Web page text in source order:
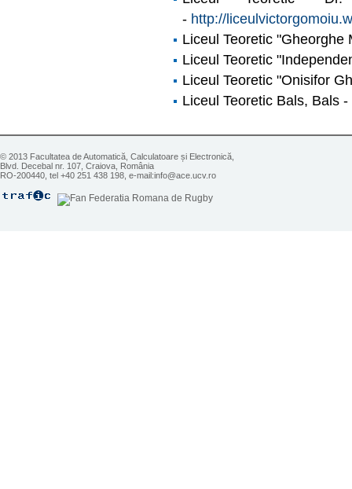
- http://
Liceul Teoretic "Gheorghe
Liceul Teoretic
Liceul Teoretic "Onisifor
Liceul Teoretic Bals, Bals -
© 2013 Facultatea de Automatică, Calculatoare și Electronică,
Blvd. Decebal nr. 107, Craiova, România
RO-200440, tel +40 251 438 198, e-mail:info@ace.ucv.ro